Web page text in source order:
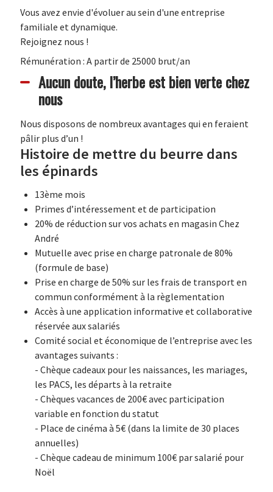
Vous avez envie d'évoluer au sein d'une entreprise
familiale et dynamique.
Rejoignez nous !
Rémunération : A partir de 25000 brut/an
Aucun doute, l’herbe est bien verte chez
nous
Nous disposons de nombreux avantages qui en feraient
pâlir plus d’un !
Histoire de mettre du beurre dans
les épinards
13ème mois
Primes d’intéressement et de participation
20% de réduction sur vos achats en magasin Chez
André
Mutuelle avec prise en charge patronale de 80%
(formule de base)
Prise en charge de 50% sur les frais de transport en
commun conformément à la règlementation
Accès à une application informative et collaborative
réservée aux salariés
Comité social et économique de l’entreprise avec les
avantages suivants :
- Chèque cadeaux pour les naissances, les mariages,
les PACS, les départs à la retraite
- Chèques vacances de 200€ avec participation
variable en fonction du statut
- Place de cinéma à 5€ (dans la limite de 30 places
annuelles)
- Chèque cadeau de minimum 100€ par salarié pour
Noël